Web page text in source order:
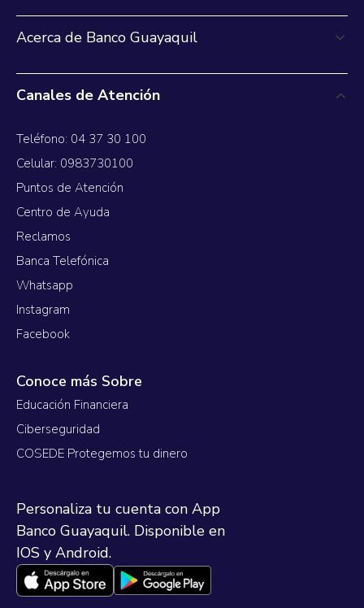
Acerca de Banco Guayaquil
Canales de Atención
Teléfono: 04 37 30 100
Celular: 0983730100
Puntos de Atención
Centro de Ayuda
Reclamos
Banca Telefónica
Whatsapp
Instagram
Facebook
Conoce más Sobre
Educación Financiera
Ciberseguridad
COSEDE Protegemos tu dinero
Personaliza tu cuenta con App
Banco Guayaquil. Disponible en
IOS y Android.